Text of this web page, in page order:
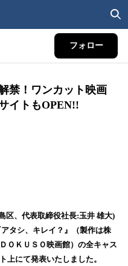
フォロー
禁！ワンカット映画
イトもOPEN!!
区、代表取締役社長:玉井 雄大)
タシ、キレイ？』（製作は株
ＯＫＵＳＯ映画館）の全キャス
上にて発表いたしました。